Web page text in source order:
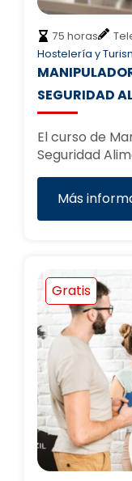
75 horas
Hostelería y
SEGURIDAD
El curso de
Seguridad
Más
Gratis